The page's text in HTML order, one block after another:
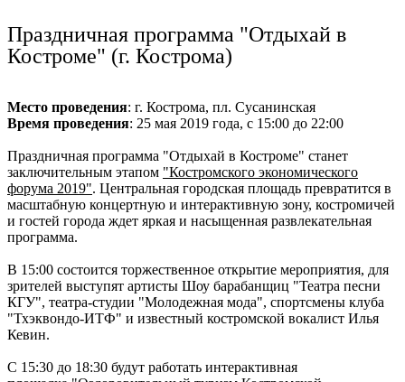
Праздничная программа "Отдыхай в
Костроме" (г. Кострома)
Место проведения: г. Кострома, пл. Сусанинская
Время проведения: 25 мая 2019 года, с 15:00 до 22:00
Праздничная программа "Отдыхай в Костроме" станет
заключительным этапом "Костромского экономического
форума 2019". Центральная городская площадь превратится в
масштабную концертную и интерактивную зону, костромичей
и гостей города ждет яркая и насыщенная развлекательная
программа.
В 15:00 состоится торжественное открытие мероприятия, для
зрителей выступят артисты Шоу барабанщиц "Театра песни
КГУ", театра-студии "Молодежная мода", спортсмены клуба
"Тхэквондо-ИТФ" и известный костромской вокалист Илья
Кевин.
С 15:30 до 18:30 будут работать интерактивная